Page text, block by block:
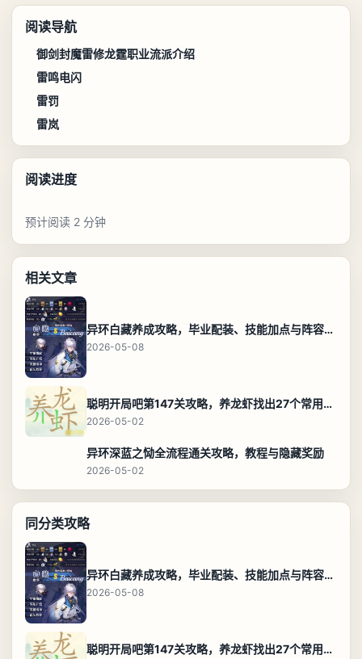
阅读导航
御剑封魔雷修龙霆职业流派介绍
雷鸣电闪
雷罚
雷岚
阅读进度
预计阅读 2 分钟
相关文章
异环白藏养成攻略，毕业配装、技能加点与阵容搭配保姆级解析
2026-05-08
聪明开局吧第147关攻略，养龙虾找出27个常用字通关答案
2026-05-02
异环深蓝之恸全流程通关攻略，教程与隐藏奖励
2026-05-02
同分类攻略
异环白藏养成攻略，毕业配装、技能加点与阵容搭配保姆级解析
2026-05-08
聪明开局吧第147关攻略，养龙虾找出27个常用字通关答案